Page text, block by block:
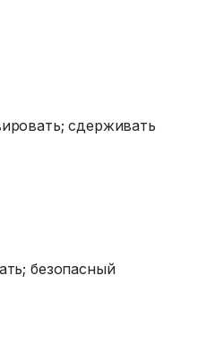
сдерживать
безопасный